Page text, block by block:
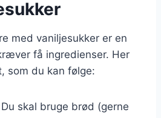
med vaniljesukker er en
få ingredienser. Her
som du kan følge:
skal bruge brød (gerne